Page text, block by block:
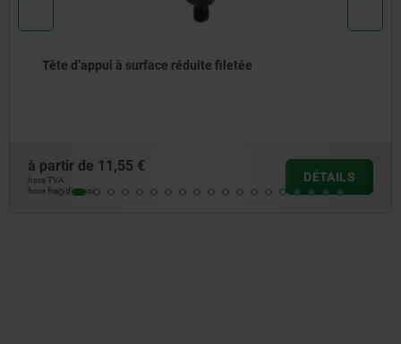
Douilles de fixation pour cimblot
à partir de
hors frais d’envoi